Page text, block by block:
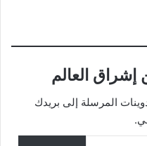
إشراق العالم
المرسلة إلى بريدك